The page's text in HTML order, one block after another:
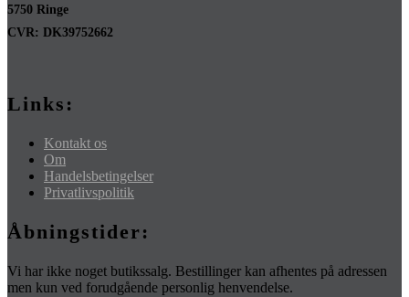
5750 Ringe
CVR: DK39752662
Links:
Kontakt os
Om
Handelsbetingelser
Privatlivspolitik
Åbningstider:
Vi har ikke noget butikssalg. Bestillinger kan afhentes på adressen
men kun ved forudgående personlig henvendelse.